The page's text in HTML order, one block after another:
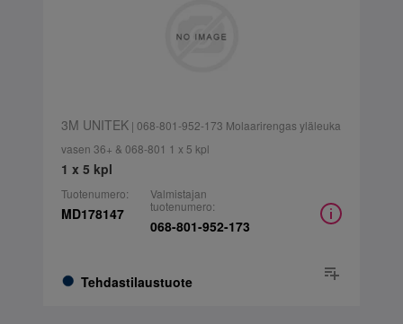
3M UNITEK| 068-801-952-173 Molaarirengas yläleuka
vasen 36+ & 068-801 1 x 5 kpl
1 x 5 kpl
Tuotenumero:
MD178147
Tehdastilaustuote
Valmistajan
tuotenumero:
068-801-952-173